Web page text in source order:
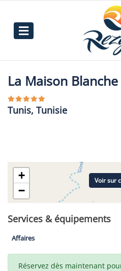
La Maison Blanche
Tunis, Tunisie
+
−
Voir sur
Services & équipements
Affaires
Réservez dès maintenant